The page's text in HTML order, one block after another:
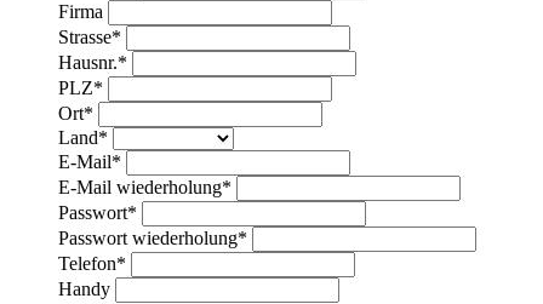
Firma
Strasse*
Hausnr.*
PLZ*
Ort*
Land*
E-Mail*
E-Mail wiederholung*
Passwort*
Passwort wiederholung*
Telefon*
Handy